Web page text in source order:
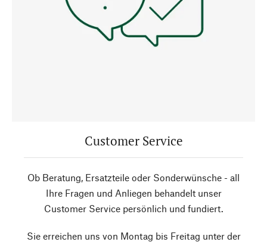
Customer Service
Ob Beratung, Ersatzteile oder Sonderwünsche - all
Ihre Fragen und Anliegen behandelt unser
Customer Service persönlich und fundiert.
Sie erreichen uns von Montag bis Freitag unter der